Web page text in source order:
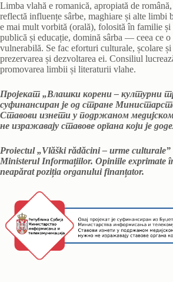
Limba vlahă e romanică, apropiată de
reflectă influențe sârbe, maghiare și alte limbi
e mai mult vorbită (orală), folosită în familie și
publică și educație, domină sârba — ceea ce o
vulnerabilă. Se fac eforturi culturale, școlare
prezervarea și dezvoltarea ei. Consiliul
promovarea limbii și literaturii vlahe.
Пројекат „Влашки корени – културни
суфинансиран је од стране
Ставови изнети у подржаном
не изражавају ставове органа који је
Proiectul „Vlăški rădăcini – urme culturale”
Ministerul Informațiilor. Opiniile exprimate
neapărat poziția organului finanțator.